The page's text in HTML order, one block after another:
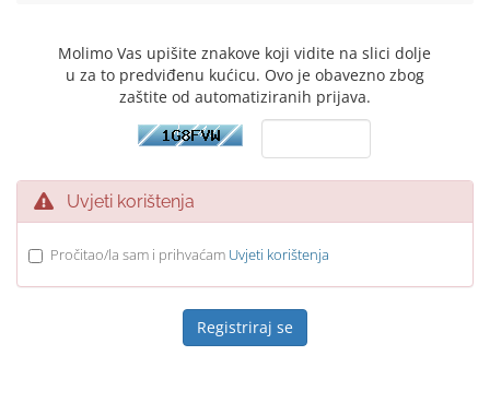
Molimo Vas upišite znakove koji vidite na slici dolje
u za to predviđenu kućicu. Ovo je obavezno zbog
zaštite od automatiziranih prijava.
Uvjeti korištenja
Pročitao/la sam i prihvaćam Uvjeti korištenja